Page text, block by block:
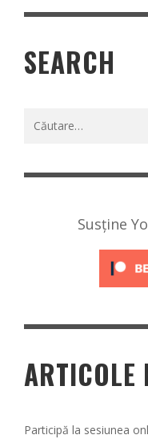
SEARCH
Caută
Susține
ARTICOLE
Participă la sesiunea